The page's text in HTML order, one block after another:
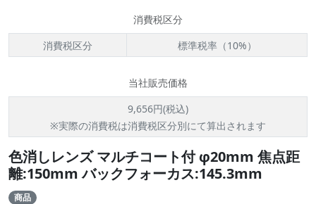
消費税区分
消費税区分
標準税率（10%）
当社販売価格
9,656円(税込)
※実際の消費税は消費税区分別にて算出されます
色消しレンズ マルチコート付 φ20mm 焦点距
離:150mm バックフォーカス:145.3mm
商品